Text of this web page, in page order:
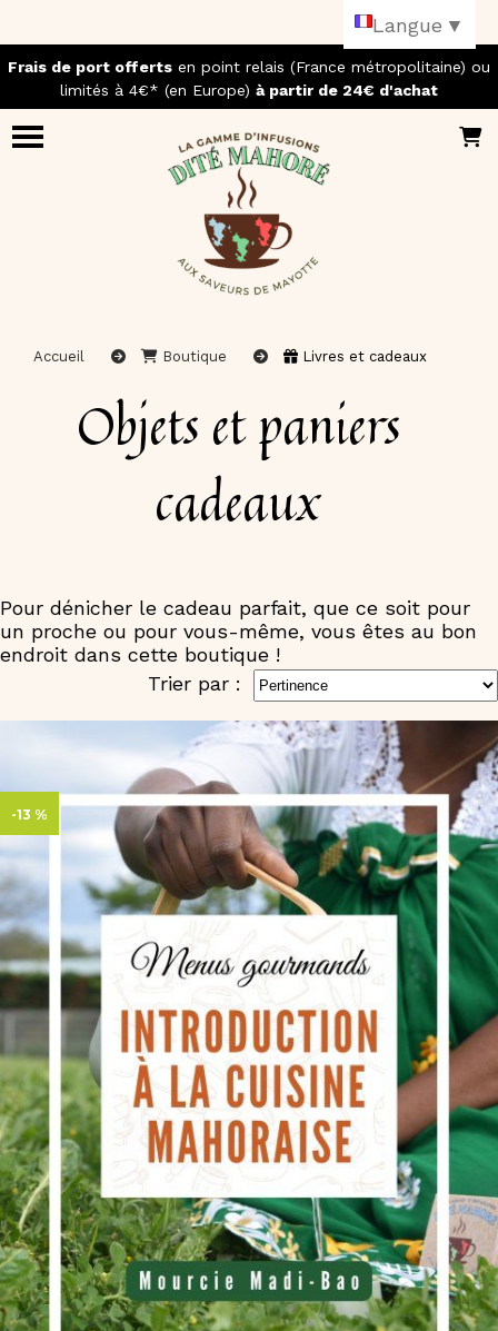
Frais de port offerts en point relais (France métropolitaine) ou
limités à 4€* (en Europe) à partir de 24€ d'achat
Accueil Boutique Livres et cadeaux
Objets et paniers
cadeaux
Pour dénicher le cadeau parfait, que ce soit pour
un proche ou pour vous-même, vous êtes au bon
endroit dans cette boutique !
Trier par :
-13 %
Langue ▼